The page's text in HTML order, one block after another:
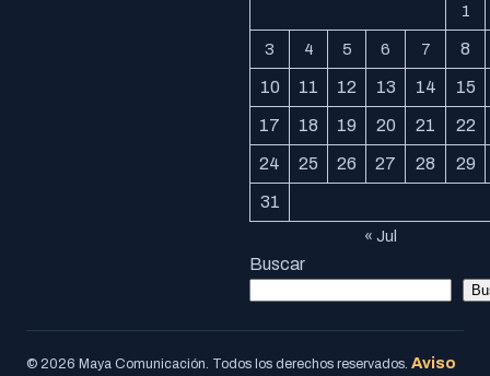
1
3 4 5 6 7 8
10 11 12 13 14 15
17 18 19 20 21 22
24 25 26 27 28 29
31
« Jul
Buscar
© 2026 Maya Comunicación. Todos los derechos reservados. Aviso